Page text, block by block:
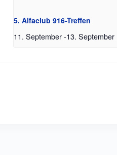
5. Alfaclub 916-Treffen
11. September -13. September